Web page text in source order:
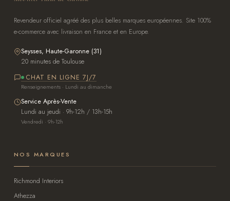
Revendeur officiel agréé des plus belles marques européennes. Site 100%
e-commerce avec livraison en France et en Europe.
Seysses, Haute-Garonne (31)
20 minutes de Toulouse
CHAT EN LIGNE 7J/7
Renseignements · Lundi au dimanche
Service Après-Vente
Lundi au jeudi · 9h-12h / 13h-15h
Vendredi · 9h-12h
NOS MARQUES
Richmond Interiors
Athezza